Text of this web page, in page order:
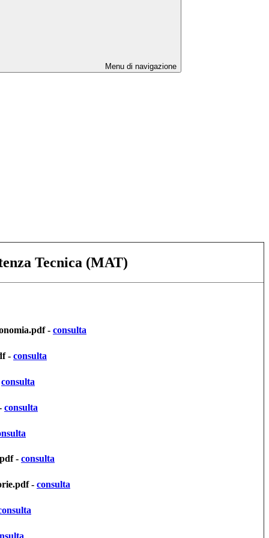
Menu di navigazione
Tecnica (MAT)
- consulta
- consulta
consulta
consulta
- consulta
- consulta